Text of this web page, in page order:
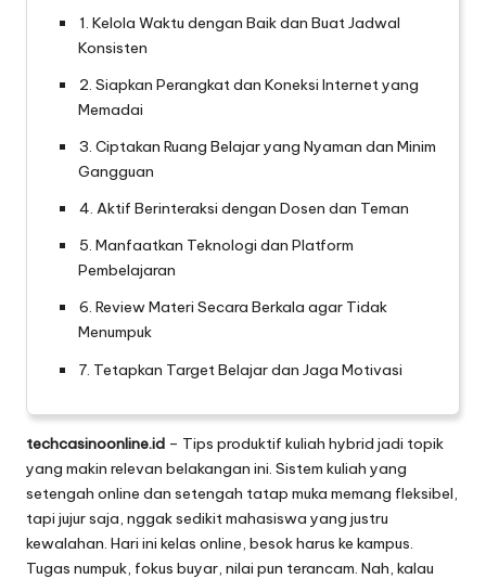
1. Kelola Waktu dengan Baik dan Buat Jadwal
Konsisten
2. Siapkan Perangkat dan Koneksi Internet yang
Memadai
3. Ciptakan Ruang Belajar yang Nyaman dan Minim
Gangguan
4. Aktif Berinteraksi dengan Dosen dan Teman
5. Manfaatkan Teknologi dan Platform
Pembelajaran
6. Review Materi Secara Berkala agar Tidak
Menumpuk
7. Tetapkan Target Belajar dan Jaga Motivasi
techcasinoonline.id – Tips produktif kuliah hybrid jadi topik
yang makin relevan belakangan ini. Sistem kuliah yang
setengah online dan setengah tatap muka memang fleksibel,
tapi jujur saja, nggak sedikit mahasiswa yang justru
kewalahan. Hari ini kelas online, besok harus ke kampus.
Tugas numpuk, fokus buyar, nilai pun terancam. Nah, kalau